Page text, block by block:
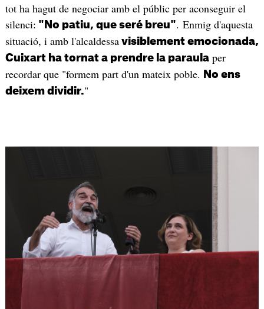
tot ha hagut de negociar amb el públic per aconseguir el
silenci: "No patiu, que seré breu". Enmig d'aquesta
situació, i amb l'alcaldessavisiblement emocionada,
Cuixart ha tornat a prendre la paraulaper
recordar que "formem part d'un mateix poble.
No ens
deixem dividir."